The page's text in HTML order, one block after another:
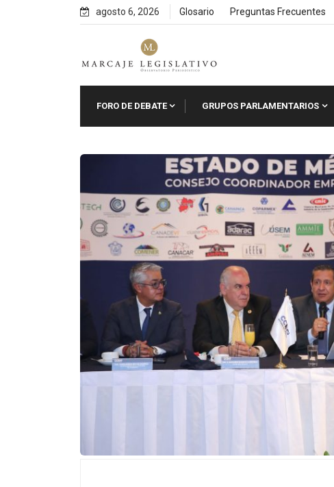
agosto 6, 2026 Glosario Preguntas Frecuentes
FORO DE DEBATE GRUPOS PARLAMENTARIOS